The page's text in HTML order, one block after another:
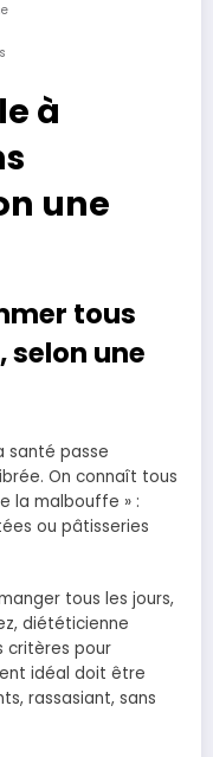
à
une
tous
selon une
santé passe
On connaît tous
la malbouffe » :
ou pâtisseries
tous les jours,
diététicienne
critères pour
idéal doit être
rassasiant, sans